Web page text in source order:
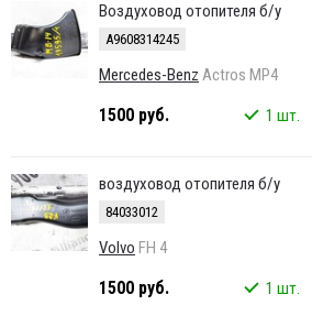
Воздуховод отопителя б/у
A9608314245
Mercedes-Benz Actros MP4
1500 руб. 1 шт.
воздуховод отопителя б/у
84033012
Volvo FH 4
1500 руб. 1 шт.